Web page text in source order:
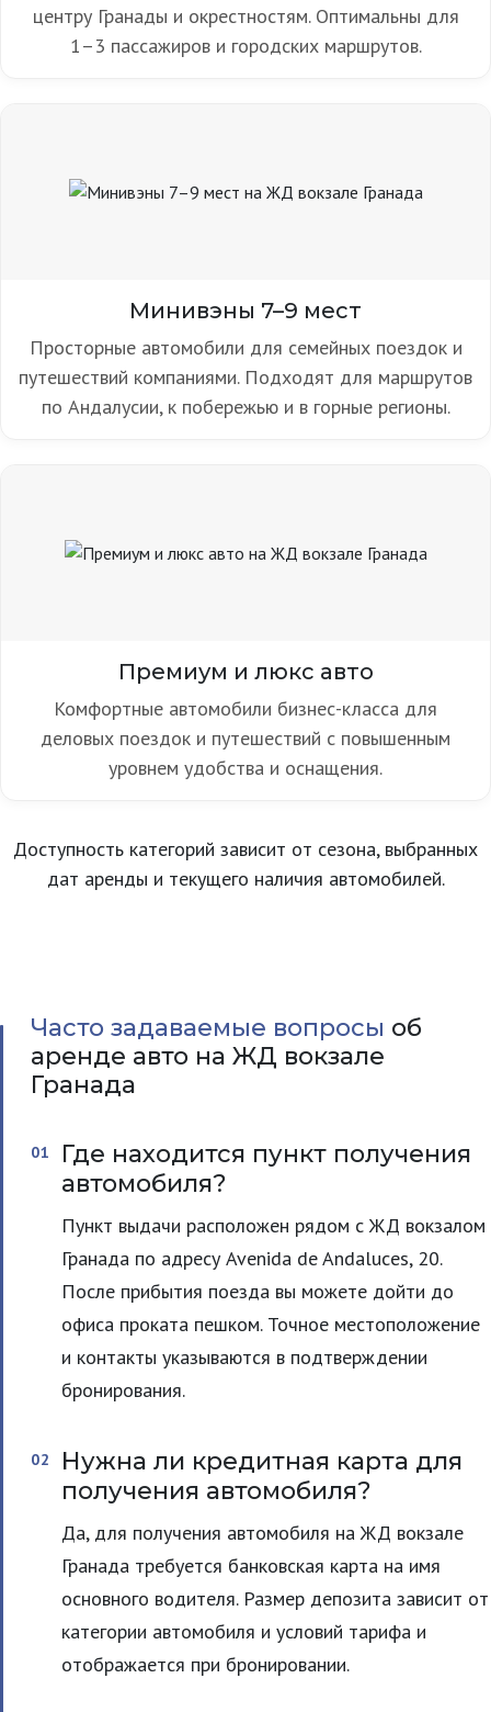
центру Гранады и окрестностям. Оптимальны для
1–3 пассажиров и городских маршрутов.
Минивэны 7–9 мест
Просторные автомобили для семейных поездок и
путешествий компаниями. Подходят для маршрутов
по Андалусии, к побережью и в горные регионы.
Премиум и люкс авто
Комфортные автомобили бизнес-класса для
деловых поездок и путешествий с повышенным
уровнем удобства и оснащения.
Доступность категорий зависит от сезона, выбранных
дат аренды и текущего наличия автомобилей.
Часто задаваемые вопросы об
аренде авто на ЖД вокзале
Гранада
Где находится пункт получения
автомобиля?
Пункт выдачи расположен рядом с ЖД вокзалом
Гранада по адресу Avenida de Andaluces, 20.
После прибытия поезда вы можете дойти до
офиса проката пешком. Точное местоположение
и контакты указываются в подтверждении
бронирования.
Нужна ли кредитная карта для
получения автомобиля?
Да, для получения автомобиля на ЖД вокзале
Гранада требуется банковская карта на имя
основного водителя. Размер депозита зависит от
категории автомобиля и условий тарифа и
отображается при бронировании.